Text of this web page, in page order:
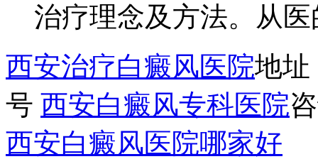
治疗理念及方法。从
西安治疗白癜风医院地址
号 西安白癜风专科医院
西安白癜风医院哪家好